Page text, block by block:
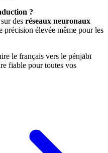
?
des réseaux neuronaux
précision élevée même pour les
le français vers le pénjābī
fiable pour toutes vos